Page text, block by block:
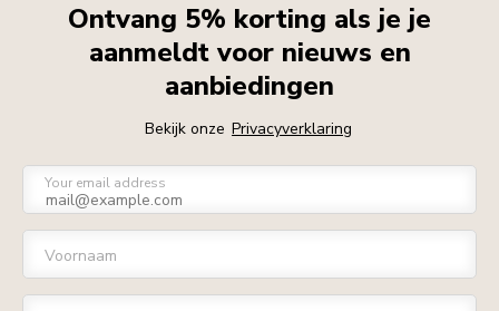
Ontvang 5% korting als je je
aanmeldt voor nieuws en
aanbiedingen
Bekijk onze Privacyverklaring
Your email address
Voornaam